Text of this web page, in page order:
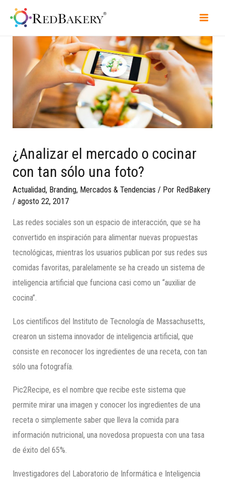
¿Analizar el mercado o cocinar
con tan sólo una foto?
Actualidad, Branding, Mercados & Tendencias / Por RedBakery
/agosto 22, 2017
Las redes sociales son un espacio de interacción, que se ha
convertido en inspiración para alimentar nuevas propuestas
tecnológicas, mientras los usuarios publican por sus redes sus
comidas favoritas, paralelamente se ha creado un sistema de
inteligencia artificial que funciona casi como un “auxiliar de
cocina”.
Los científicos del Instituto de Tecnología de Massachusetts,
crearon un sistema innovador de inteligencia artificial, que
consiste en reconocer los ingredientes de una receta, con tan
sólo una fotografía.
Pic2Recipe, es el nombre que recibe este sistema que
permite mirar una imagen y conocer los ingredientes de una
receta o simplemente saber que lleva la comida para
información nutricional, una novedosa propuesta con una tasa
de éxito del 65%.
Investigadores del Laboratorio de Informática e Inteligencia